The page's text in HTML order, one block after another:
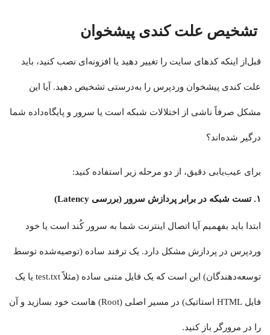
تشخیص علت کندی پیشخوان
قبل‌از اینکه کدهای سایت را تغییر دهید یا افزونه‌ای نصب کنید، باید
علت کندی پیشخوان وردپرس را به‌درستی تشخیص دهید. آیا این
مشکل صرفاً ناشی از اختلالات شبکه است یا سرور و پایگاه‌داده شما
درگیر شده‌اند؟
برای عیب‌یابی دقیق، از دو مرحله زیر استفاده کنید:
۱. تست شبکه در برابر پردازش سرور (بررسی Latency)
ابتدا باید بفهمیم آیا اتصال اینترنت شما به سرور کُند است یا خود
وردپرس در پردازش مشکل دارد. یک ترفند ساده (توصیه‌شده توسط
توسعه‌دهندگان) این است که یک فایل متنی ساده (مثلاً test.txt یا یک
فایل HTML استاتیک) در مسیر اصلی (Root) هاست خود بسازید و آن
را در مرورگر باز کنید.